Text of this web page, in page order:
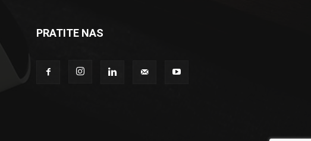
PRATITE NAS